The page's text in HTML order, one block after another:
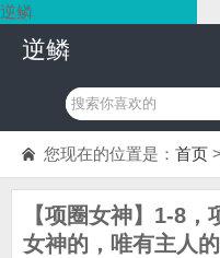
逆鳞
逆鳞
您现在的位置是： 首页 >
【项圈女神】1-8
女神的，唯有主人的